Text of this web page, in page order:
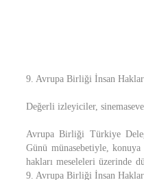
9. Avrupa Birliği İnsan
Değerli izleyiciler,
Avrupa Birliği Türkiye
Günü münasebetiyle,
hakları meseleleri üzerinde
9. Avrupa Birliği İnsan